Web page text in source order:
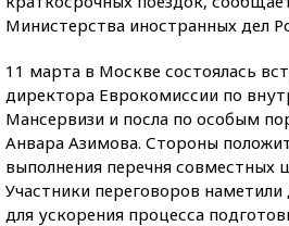
Министерства иностранных дел
11 марта в Москве состоялась
директора Еврокомиссии по
Мансервизи и посла по особым
Анвара Азимова. Стороны
выполнения перечня совместных
Участники переговоров
для ускорения процесса